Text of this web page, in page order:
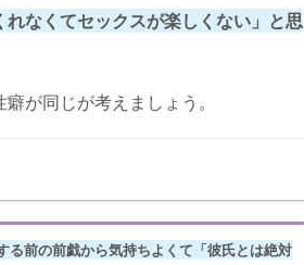
れなくてセックスが楽しくない」と思
が同じが考えましょう。
る前の前戯から気持ちよくて「彼氏とは絶対